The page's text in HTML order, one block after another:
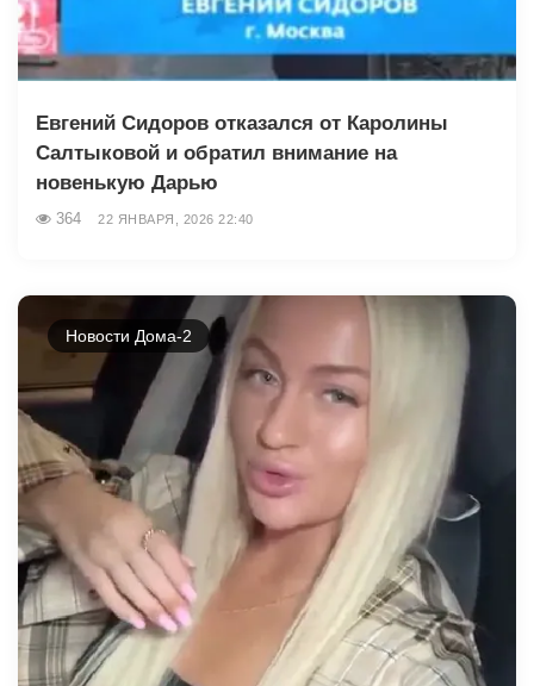
Евгений Сидоров отказался от Каролины
Салтыковой и обратил внимание на
новенькую Дарью
364 22 ЯНВАРЯ, 2026 22:40
Новости Дома-2